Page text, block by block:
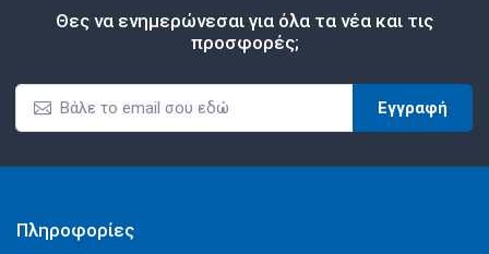
Θες να ενημερώνεσαι για όλα τα νέα και τις
προσφορές;
Εγγραφή
Πληροφορίες